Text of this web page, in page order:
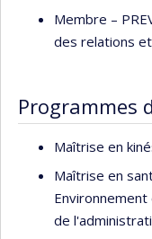
sociales dans
points communs
quelle mesure peut-
vulnérables en les
prévention ou des
particulièrement au
d’éducation
défavorisées. Ses
Membre –
des relations
Programmes
Maîtrise en
Maîtrise en
de